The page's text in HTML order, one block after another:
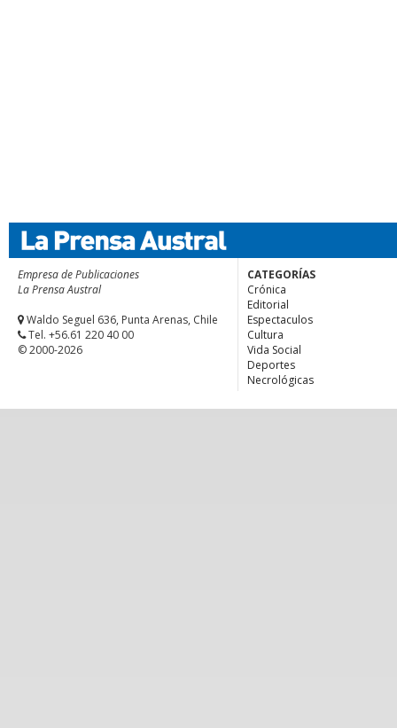
Empresa de Publicaciones
La Prensa Austral
Waldo Seguel 636, Punta Arenas, Chile
Tel. +56.61 220 40 00
© 2000-2026
CATEGORÍAS
Crónica
Editorial
Espectaculos
Cultura
Vida Social
Deportes
Necrológicas